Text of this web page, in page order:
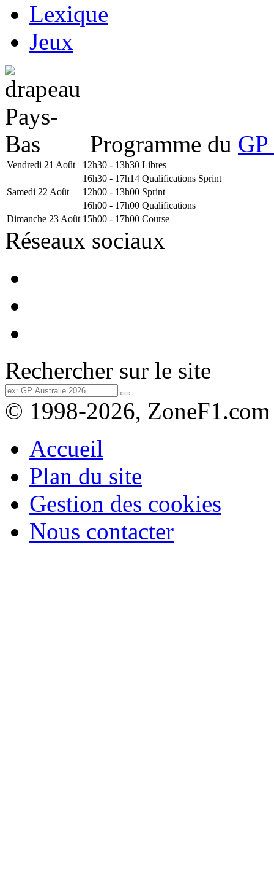
Lexique
Jeux
Programme du
Vendredi 21 Août 12h30 - 13h30 Libres
16h30 - 17h14 Qualifications Sprint
Samedi 22 Août
12h00 - 13h00 Sprint
16h00 - 17h00 Qualifications
Dimanche 23 Août 15h00 - 17h00 Course
Réseaux sociaux
Rechercher sur le site
© 1998-2026, ZoneF1.com
Accueil
Plan du site
Gestion des cookies
Nous contacter